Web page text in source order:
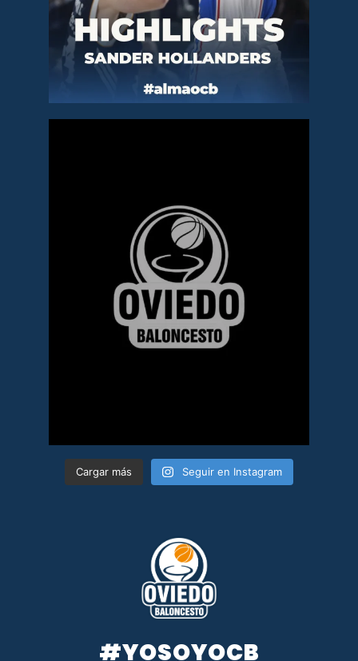
Cargar más Seguir en Instagram
#YOSOYOCB